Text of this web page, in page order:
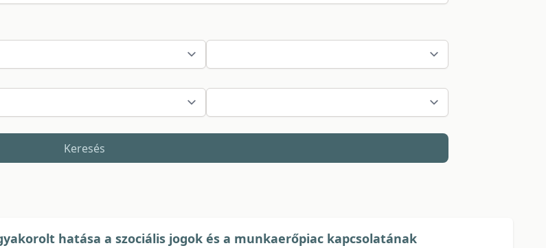
Keresés
hatása a szociális jogok és a munkaerőpiac kapcsolatának